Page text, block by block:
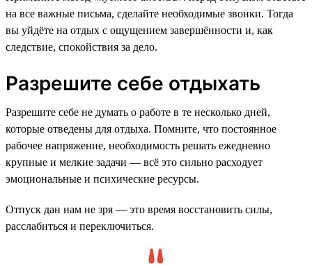
на все важные письма, сделайте необходимые звонки. Тогда
вы уйдёте на отдых с ощущением завершённости и, как
следствие, спокойствия за дело.
Разрешите себе отдыхать
Разрешите себе не думать о работе в те несколько дней,
которые отведены для отдыха. Помните, что постоянное
рабочее напряжение, необходимость решать ежедневно
крупные и мелкие задачи — всё это сильно расходует
эмоциональные и психические ресурсы.
Отпуск дан нам не зря — это время восстановить силы,
расслабиться и переключиться.